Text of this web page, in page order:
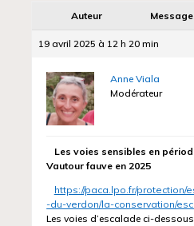
Auteur
19 avril 2025 à 12 h 20 min
Anne Viala
Modérateur
Les voies sensibles en
Vautour fauve en 2025
https://paca.lpo.fr/protection/
-du-verdon/la-conservation/
Les voies d’escalade ci-